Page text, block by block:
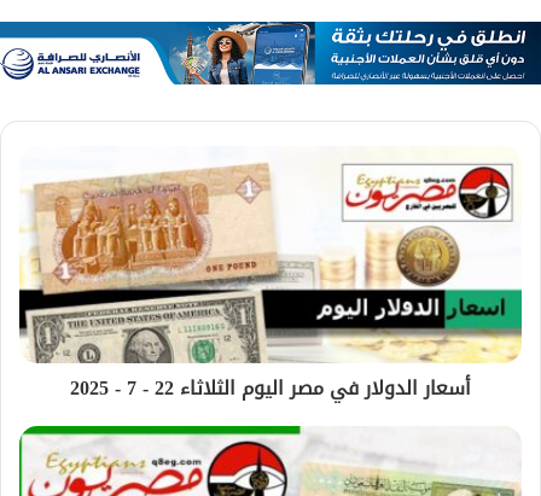
أسعار الدولار في مصر اليوم الثلاثاء 22 - 7 - 2025